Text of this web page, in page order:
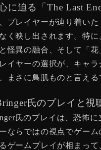
に迫る「The Last
プレイヤーが辿り着い
く映し出されます。特
怪異の融合、そして「
イヤーの選択が、キャ
まさに鳥肌ものと言える
氏のプレイと視
氏のプレイは、恐怖
ならではの視点でゲー
ゲームプレイが相まっ